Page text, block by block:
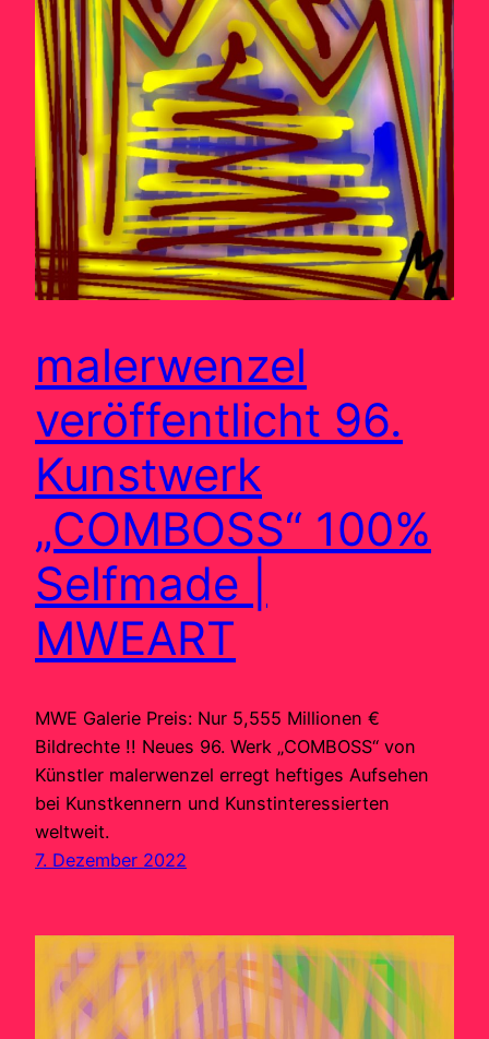
malerwenzel
veröffentlicht 96.
Kunstwerk
„COMBOSS“ 100%
Selfmade |
MWEART
MWE Galerie Preis: Nur 5,555 Millionen €
Bildrechte !! Neues 96. Werk „COMBOSS“ von
Künstler malerwenzel erregt heftiges Aufsehen
bei Kunstkennern und Kunstinteressierten
weltweit.
7. Dezember 2022